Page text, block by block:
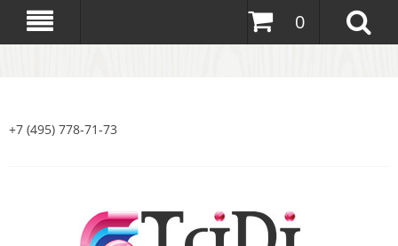
0
+7 (495) 778-71-73